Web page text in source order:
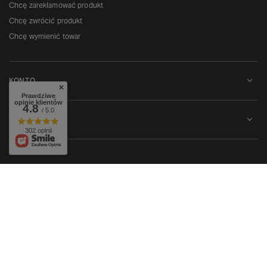
Chcę zareklamować produkt
Chcę zwrócić produkt
Chcę wymienić towar
KONTO
REGULAMINY
Prawdziwe
opinie klientów
4.8/ 5.0
302 opinii